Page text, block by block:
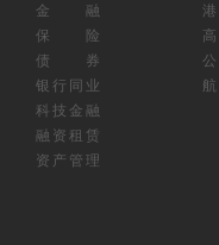
金 融
保 险
债 券
银行同业
科技金融
融资租赁
资产管理